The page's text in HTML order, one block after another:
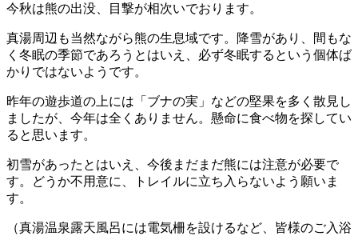
今秋は熊の出没、目撃が相次いでおります。
真湯周辺も当然ながら熊の生息域です。降雪があり、間もな
く冬眠の季節であろうとはいえ、必ず冬眠するという個体ば
かりではないようです。
昨年の遊歩道の上には「ブナの実」などの堅果を多く散見し
ましたが、今年は全くありません。懸命に食べ物を探してい
ると思います。
初雪があったとはいえ、今後まだまだ熊には注意が必要で
す。どうか不用意に、トレイルに立ち入らないよう願いま
す。
（真湯温泉露天風呂には電気柵を設けるなど、皆様のご入浴